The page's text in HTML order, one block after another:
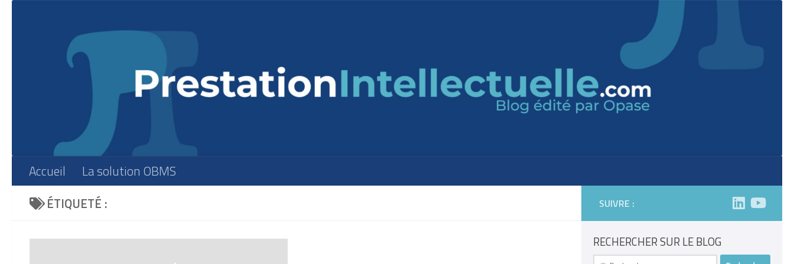
Accueil
La solution OBMS
ÉTIQUETÉ :
SUIVRE :
RECHERCHER SUR LE BLOG